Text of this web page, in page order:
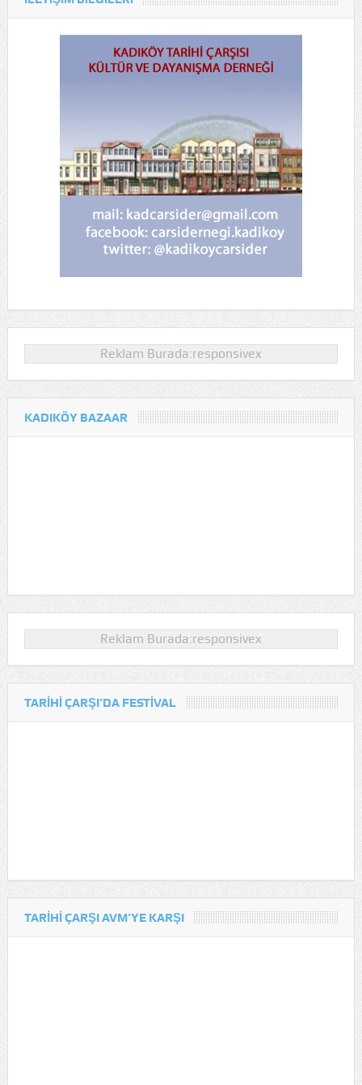
Reklam Burada:responsivex
KADIKÖY BAZAAR
Reklam Burada:responsivex
TARIHI ÇARŞI’DA FESTIVAL
TARIHI ÇARŞI AVM’YE KARŞI